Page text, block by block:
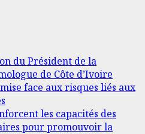
du Président de la
de Côte d’Ivoire
face aux risques liés aux
les capacités des
pour promouvoir la